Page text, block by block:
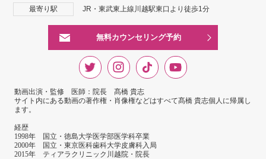
最寄り駅 JR・東武東上線川越駅東口より徒歩1分
無料カウンセリング予約
動画出演・監修 医師：院長 髙橋 貴志
サイト内にある動画の著作権・肖像権などはすべて髙橋 貴志個人に帰属し
ます。
経歴
1998年 国立・徳島大学医学部医学科卒業
2000年 国立・東京医科歯科大学皮膚科入局
2015年 ティアラクリニック川越院・院長